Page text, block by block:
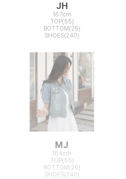
JH
167cm
TOP(55)
BOTTOM(26)
SHOES(240)
MJ
164cm
TOP(55)
BOTTOM(26)
SHOES(240)